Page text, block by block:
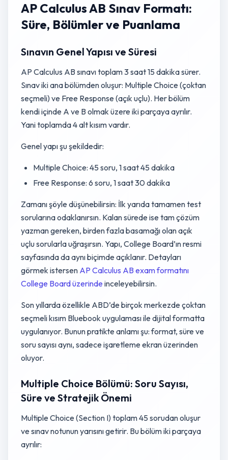
AP Calculus AB Sınav Formatı:
Süre, Bölümler ve Puanlama
Sınavın Genel Yapısı ve Süresi
AP Calculus AB sınavı toplam 3 saat 15 dakika sürer.
Sınav iki ana bölümden oluşur: Multiple Choice (çoktan
seçmeli) ve Free Response (açık uçlu). Her bölüm
kendi içinde A ve B olmak üzere iki parçaya ayrılır.
Yani toplamda 4 alt kısım vardır.
Genel yapı şu şekildedir:
Multiple Choice: 45 soru, 1 saat 45 dakika
Free Response: 6 soru, 1 saat 30 dakika
Zamanı şöyle düşünebilirsin: İlk yarıda tamamen test
sorularına odaklanırsın. Kalan sürede ise tam çözüm
yazman gereken, birden fazla basamağı olan açık
uçlu sorularla uğraşırsın. Yapı, College Board’ın resmi
sayfasında da aynı biçimde açıklanır. Detayları
görmek istersen AP Calculus AB exam formatını
College Board üzerinde inceleyebilirsin.
Son yıllarda özellikle ABD’de birçok merkezde çoktan
seçmeli kısım Bluebook uygulaması ile dijital formatta
uygulanıyor. Bunun pratikte anlamı şu: format, süre ve
soru sayısı aynı, sadece işaretleme ekran üzerinden
oluyor.
Multiple Choice Bölümü: Soru Sayısı,
Süre ve Stratejik Önemi
Multiple Choice (Section I) toplam 45 sorudan oluşur
ve sınav notunun yarısını getirir. Bu bölüm iki parçaya
ayrılır: